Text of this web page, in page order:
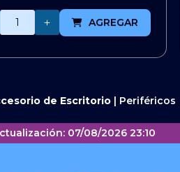
AGREGAR
de Escritorio| Periféricos
07/08/2026 23:10